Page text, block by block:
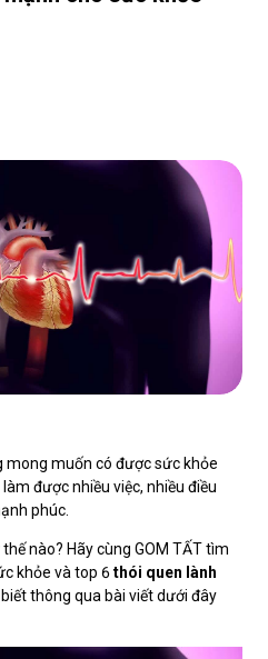
mong muốn có được sức khỏe
được nhiều việc, nhiều điều
phúc.
nào? Hãy cùng GOM TẤT tìm
khỏe và top 6thói quen lành
thông qua bài viết dưới đây